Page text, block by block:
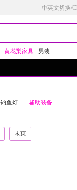
中英文切换/
黄花梨家具 男装
钓鱼灯 辅助装备
末页